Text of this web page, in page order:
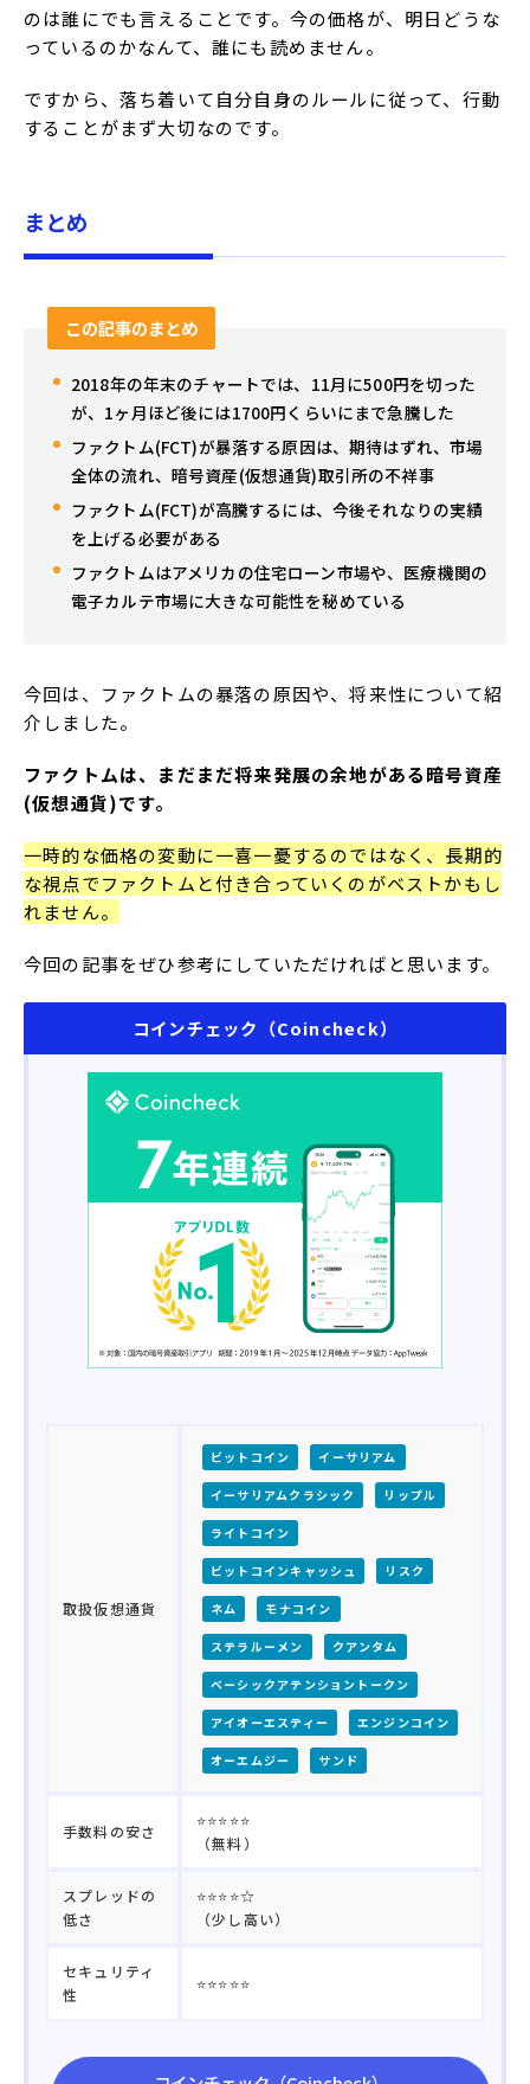
のは誰にでも言えることです。今の価格が、明日どうな
っているのかなんて、誰にも読めません。
ですから、落ち着いて自分自身のルールに従って、行動
することがまず大切なのです。
まとめ
この記事のまとめ
2018年の年末のチャートでは、11月に500円を切った
が、1ヶ月ほど後には1700円くらいにまで急騰した
ファクトム(FCT)が暴落する原因は、期待はずれ、市場
全体の流れ、暗号資産(仮想通貨)取引所の不祥事
ファクトム(FCT)が高騰するには、今後それなりの実績
を上げる必要がある
ファクトムはアメリカの住宅ローン市場や、医療機関の
電子カルテ市場に大きな可能性を秘めている
今回は、ファクトムの暴落の原因や、将来性について紹
介しました。
ファクトムは、まだまだ将来発展の余地がある暗号資産
(仮想通貨)です。
一時的な価格の変動に一喜一憂するのではなく、長期的
な視点でファクトムと付き合っていくのがベストかもし
れません。
今回の記事をぜひ参考にしていただければと思います。
コインチェック（Coincheck）
取扱仮想通貨
ビットコイン イーサリアム
イーサリアムクラシック リップル
ライトコイン
ビットコインキャッシュ リスク
ネム モナコイン
ステラルーメン クアンタム
ベーシックアテンショントークン
アイオーエスティー エンジンコイン
オーエムジー サンド
手数料の安さ
⭐⭐⭐⭐⭐
（無料）
スプレッドの
低さ
⭐⭐⭐⭐☆
（少し高い）
セキュリティ
性
⭐⭐⭐⭐⭐